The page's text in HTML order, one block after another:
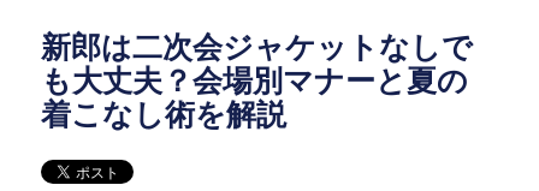
新郎は二次会ジャケットなしで
も大丈夫？会場別マナーと夏の
着こなし術を解説